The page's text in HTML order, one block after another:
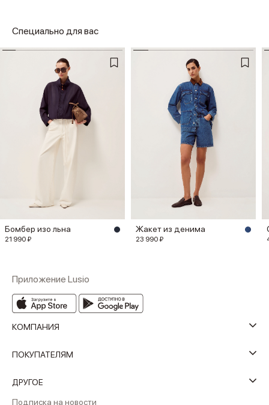
Специально для вас
Бомбер изо льна
21 990 ₽
Жакет из денима
23 990 ₽
Приложение Lusio
КОМПАНИЯ
ПОКУПАТЕЛЯМ
ДРУГОЕ
Подписка на новости